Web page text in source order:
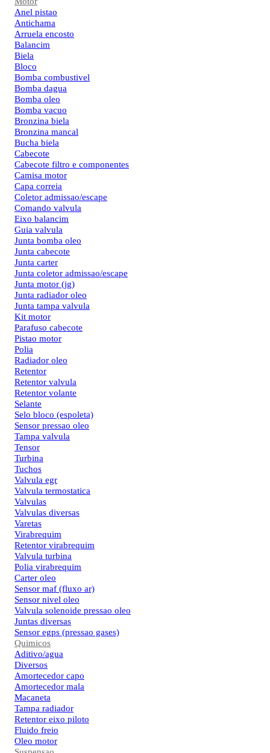
Anel pistao
Antichama
Arruela encosto
Balancim
Biela
Bloco
Bomba combustivel
Bomba dagua
Bomba oleo
Bomba vacuo
Bronzina biela
Bronzina mancal
Bucha biela
Cabecote
Cabecote filtro e componentes
Camisa motor
Capa correia
Coletor admissao/escape
Comando valvula
Eixo balancim
Guia valvula
Junta bomba oleo
Junta cabecote
Junta carter
Junta coletor admissao/escape
Junta motor (jg)
Junta radiador oleo
Junta tampa valvula
Kit motor
Parafuso cabecote
Pistao motor
Polia
Radiador oleo
Retentor
Retentor valvula
Retentor volante
Selante
Selo bloco (espoleta)
Sensor pressao oleo
Tampa valvula
Tensor
Turbina
Tuchos
Valvula egr
Valvula termostatica
Valvulas
Valvulas diversas
Varetas
Virabrequim
Retentor virabrequim
Valvula turbina
Polia virabrequim
Carter oleo
Sensor maf (fluxo ar)
Sensor nivel oleo
Valvula solenoide pressao oleo
Juntas diversas
Sensor egps (pressao gases)
Quimicos
Aditivo/agua
Diversos
Amortecedor capo
Amortecedor mala
Macaneta
Tampa radiador
Retentor eixo piloto
Fluido freio
Oleo motor